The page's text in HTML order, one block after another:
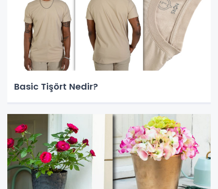
Basic Tişört Nedir?